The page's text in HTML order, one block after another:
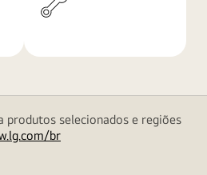
produtos selecionados e regiões
br